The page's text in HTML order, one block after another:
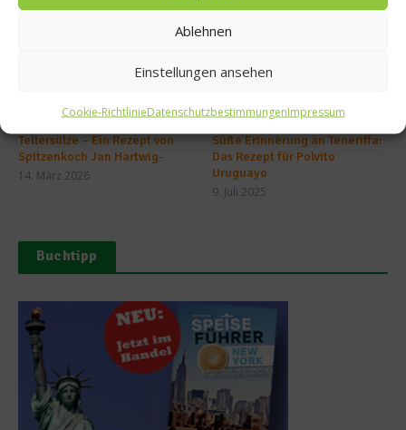
Ablehnen
Einstellungen ansehen
Cookie-RichtlinieDatenschutzbestimmungenImpressum
Tellersülze – Ein Rezept von
Spitzenkoch Jan Hartwig-
14. März 2026
Süße Erinnerung an Teneriffa:
Das Rezept für Polvito
Uruguayo
9. Juli 2025
Buchtipp